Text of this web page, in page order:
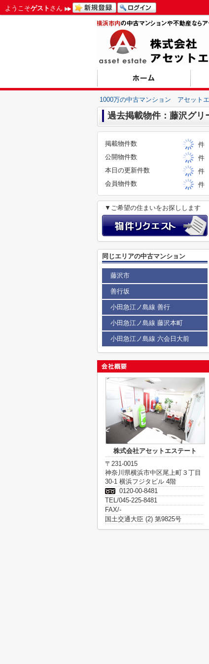
ようこそゲスト さん
1000万の中古マンション アセット
過去掲載物件：藤沢グリ
掲載物件数
件
公開物件数
件
本日の更新件数
件
会員物件数
件
▼ご希望の住まいをお探しします
同じエリアの中古マンション
藤沢市
善行坂
小田急江ノ島線 善行
小田急江ノ島線 藤沢本町
小田急江ノ島線 六会日大前
株式会社アセットエステート
〒231-0015
神奈川県横浜市中区尾上町３丁目
30-1 横浜フジタビル 4階
0120-00-8481
TEL/045-225-8481
FAX/-
国土交通大臣 (2) 第9825号